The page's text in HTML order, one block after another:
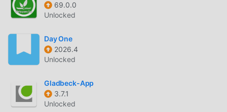
ويمكنك تنزيل الإصدار المجاني مباشرة Sydney 7.208.0001 في
حزمة تثبيت moddroid بنقرة واحدة ، وهناك المزيد من تطبيقات
69.0.0
Unlocked
Day One
2026.4
Unlocked
Gladbeck-App
3.7.1
Unlocked